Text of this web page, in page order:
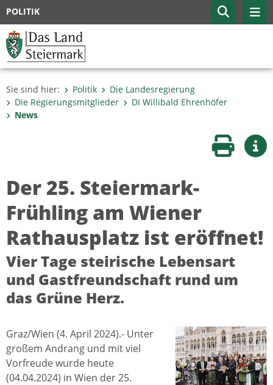
POLITIK
Sie sind hier: Politik
Die Landesregierung
Die Regierungsmitglieder
DI Willibald Ehrenhöfer
News
Seite
Der 25. Steiermark-
Frühling am Wiener
Rathausplatz ist eröffnet!
Vier Tage steirische Lebensart
und Gastfreundschaft rund um
das Grüne Herz.
Graz/Wien (4. April 2024).- Unter
großem Andrang und mit viel
Vorfreude wurde heute
(04.04.2024) in Wien der 25.